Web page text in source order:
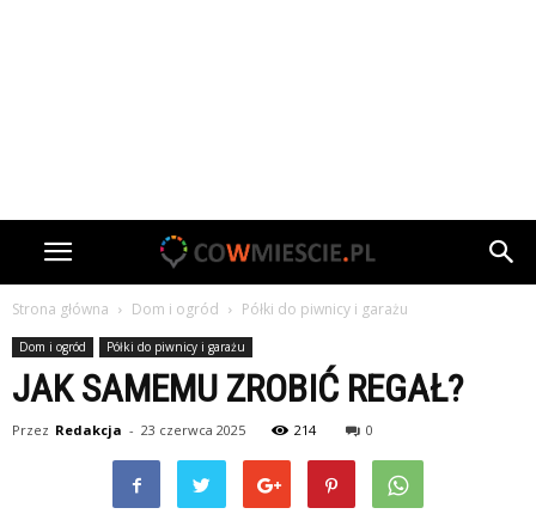
Strona główna Dom i ogród Półki do piwnicy i garażu
Dom i ogród Półki do piwnicy i garażu
JAK SAMEMU ZROBIĆ REGAŁ?
Przez Redakcja - 23 czerwca 2025 214 0